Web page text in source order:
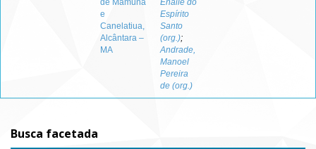
de Mamuna
e
Canelatiua,
Alcântara –
MA
Enaile do
Espírito
Santo
(org.);
Andrade,
Manoel
Pereira
de (org.)
Busca facetada